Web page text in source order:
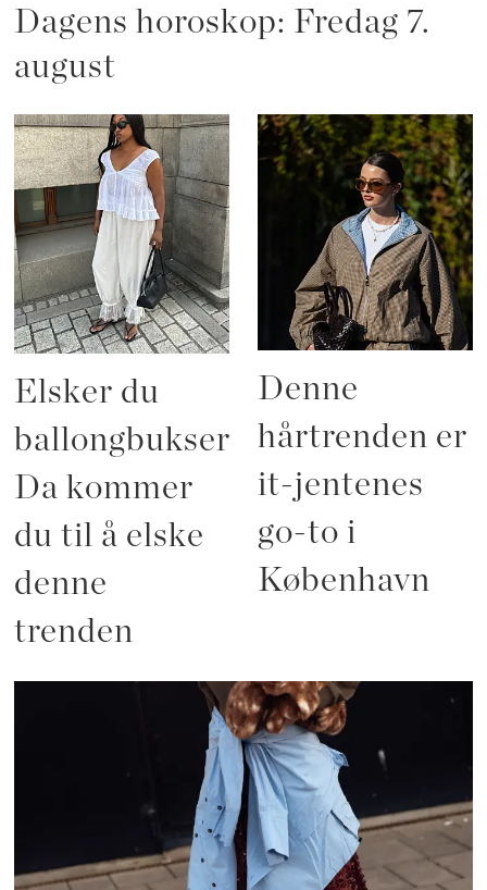
Dagens horoskop: Fredag 7.
august
Elsker du
ballongbukser?
Da kommer
du til å elske
denne
trenden
Denne
hårtrenden er
it-jentenes
go-to i
København